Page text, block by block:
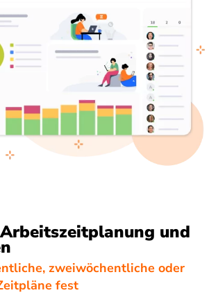
und
zweiwöchentliche oder
fest